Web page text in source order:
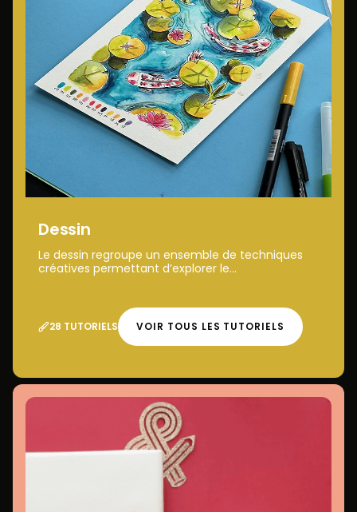
Dessin
Le dessin regroupe un ensemble de techniques
créatives permettant d’explorer le...
28 TUTORIELS VOIR TOUS LES TUTORIELS